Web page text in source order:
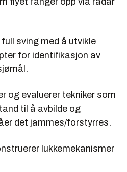
sving med å utvikle
for identifikasjon av
og evaluerer tekniker som
til å avbilde og
det jammes/forstyrres.
lukkemekanismer